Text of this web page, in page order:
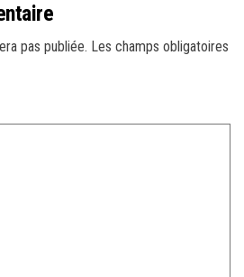
pas publiée. Les champs obligatoires